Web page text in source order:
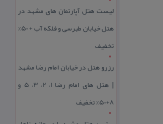
لیست هتل آپارتمان های مشهد در
هتل خیابان طبرسی و فلکه آب + 50%
تخفیف
رزرو هتل در خیابان امام رضا مشهد
| هتل‌ های امام رضا 1، 2، 3، 5 و
8+50% تخفیف